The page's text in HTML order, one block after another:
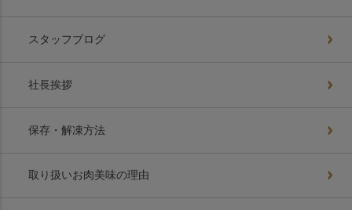
スタッフブログ
社長挨拶
保存・解凍方法
取り扱いお肉美味の理由